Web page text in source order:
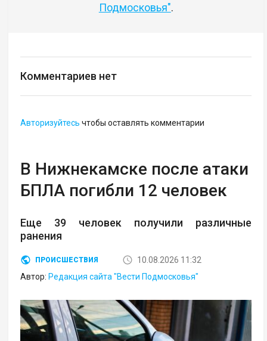
Подмосковья".
Комментариев нет
Авторизуйтесь чтобы оставлять комментарии
В Нижнекамске после атаки
БПЛА погибли 12 человек
Еще 39 человек получили различные
ранения
ПРОИСШЕСТВИЯ
10.08.2026 11:32
Автор: Редакция сайта "Вести Подмосковья"